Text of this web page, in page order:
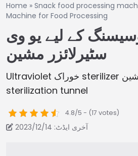
Home » Snack food processing
Machine for Food Processing
کے لیے یو وی
سٹیرلائزر مشین
Ultraviolet خوراک sterilizer مشین | UV disinfection
sterilization tunnel
4.8/5 - (17 votes)
آخری ایڈٹ: 2023/12/14